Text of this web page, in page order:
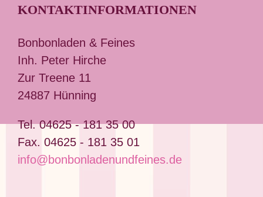
auf.
Produktseite
gewählt
werden
KONTAKTINFORMATIONEN
Bonbonladen & Feines
Inh. Peter Hirche
Zur Treene 11
24887 Hünning
Tel. 04625 - 181 35 00
Fax. 04625 - 181 35 01
info@bonbonladenundfeines.de